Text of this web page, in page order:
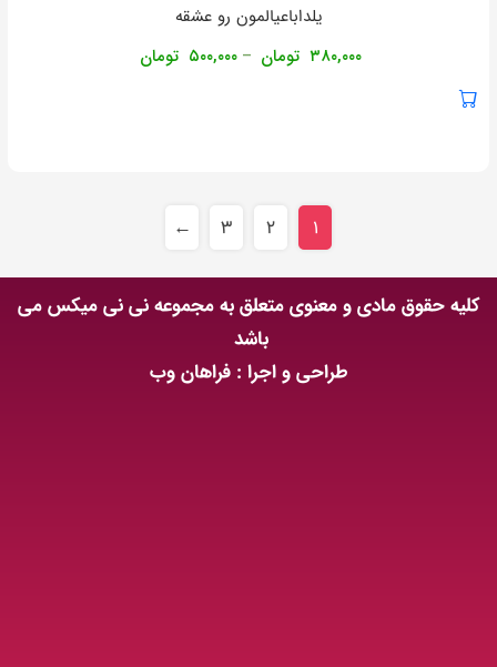
یلداباعیالمون رو عشقه
۳۸۰,۰۰۰ تومان – ۵۰۰,۰۰۰ تومان
۱ ۲ ۳ ←
کلیه حقوق مادی و معنوی متعلق به مجموعه نی نی میکس می
باشد
طراحی و اجرا : فراهان وب